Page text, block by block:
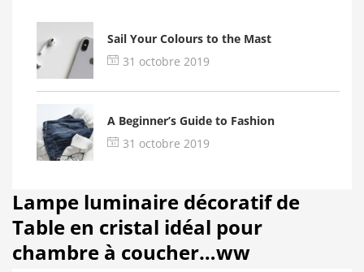
Sail Your Colours to the Mast
31 octobre 2019
A Beginner’s Guide to Fashion
31 octobre 2019
Lampe luminaire décoratif de
Table en cristal idéal pour
chambre à coucher…ww